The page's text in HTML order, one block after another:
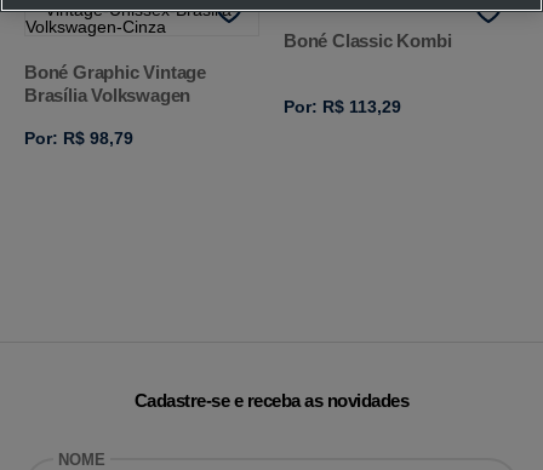
Boné Graphic Vintage
Brasília Volkswagen
Por: R$ 98,79
Boné Classic Kombi
Por: R$ 113,29
Cadastre-se e receba as novidades
NOME